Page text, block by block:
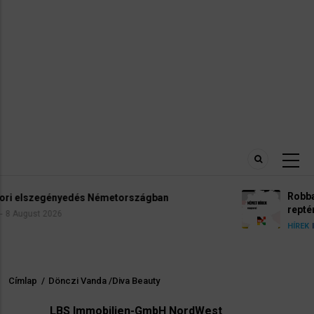
Robbanóanyaggal felszerelt drónt találtak a
Morzsa
Címlap / Dönczi Vanda /Diva Beauty
LBS Immobilien-GmbH NordWest